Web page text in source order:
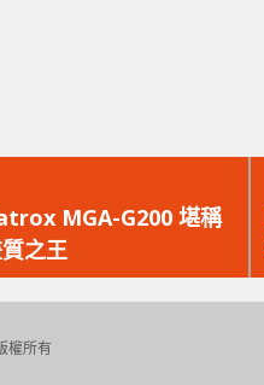
一
篇
文
MGA-G200 堪稱
之王
權所有